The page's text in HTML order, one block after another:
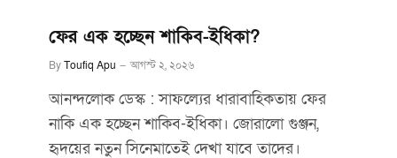
ফের এক হচ্ছেন শাকিব-ইধিকা?
ByToufiq Apu আগস্ট ২, ২০২৬
আনন্দলোক ডেস্ক : সাফল্যের ধারাবাহিকতায় ফের
নাকি এক হচ্ছেন শাকিব-ইধিকা। জোরালো গুঞ্জন,
হৃদয়ের নতুন সিনেমাতেই দেখা যাবে তাদের।